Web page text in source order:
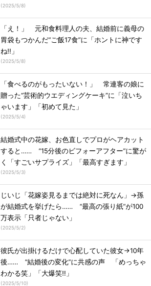
(2025/5/8)
「え！」 元和食料理人の夫、結婚前に義母の
胃袋もつかんだ“ご飯17食”に「ホントに神です
ね!!」
(2025/5/8)
「食べるのがもったいない！」 常連客の娘に
贈った“芸術的ウエディングケーキ”に「泣いち
ゃいます」「初めて見た」
(2025/5/4)
結婚式中の花嫁、お色直しでプロがヘアカット
すると…… “15分後のビフォーアフター”に驚が
く「すごいサプライズ」「最高すぎます」
(2025/5/3)
じいじ「花嫁姿見るまでは絶対に死なん」→孫
が結婚式を挙げたら…… “最高の張り紙”が100
万表示「只者じゃない」
(2025/5/2)
彼氏が出掛けるだけで心配していた彼女→10年
後…… “結婚後の変化”に共感の声 「めっちゃ
わかる笑」「大爆笑!!」
(2025/5/10)